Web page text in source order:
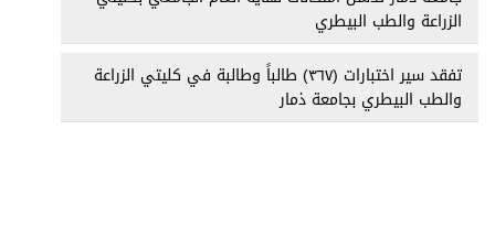
الزراعة والطب البيطري
تفقد سير اختبارات (٣٦٧) طالباً وطالبة في كليتي الزراعة
والطب البيطري بجامعة ذمار